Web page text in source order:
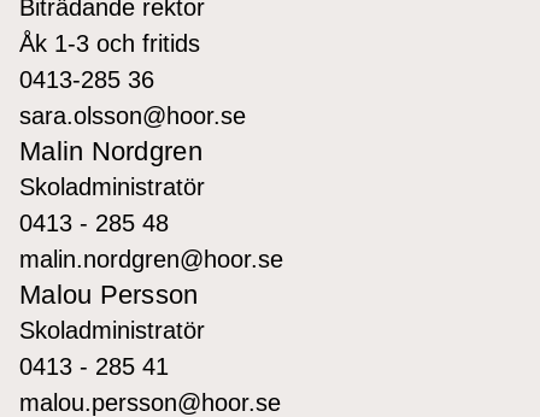
Biträdande rektor
Åk 1-3 och fritids
0413-285 36
sara.olsson@hoor.se
Malin Nordgren
Skoladministratör
0413 - 285 48
malin.nordgren@hoor.se
Malou Persson
Skoladministratör
0413 - 285 41
malou.persson@hoor.se